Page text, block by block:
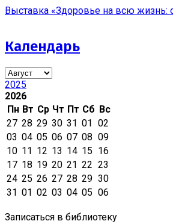
Выставка «Здоровье на всю
Календарь
2025
2026
Пн Вт Ср Чт Пт Сб Вс
27 28 29 30 31 01 02
03 04 05 06 07 08 09
10 11 12 13 14 15 16
17 18 19 20 21 22 23
24 25 26 27 28 29 30
31 01 02 03 04 05 06
Записаться в библиотеку